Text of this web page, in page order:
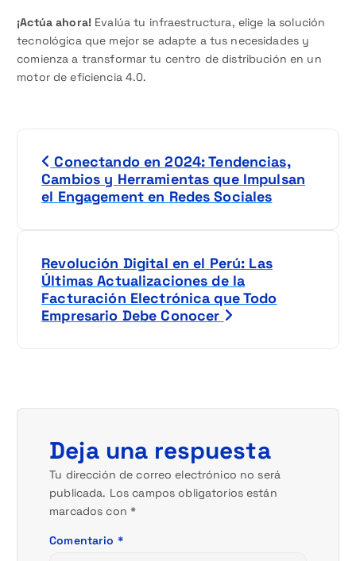
¡Actúa ahora!Evalúa tu infraestructura, elige la solución
tecnológica que mejor se adapte a tus necesidades y
comienza a transformar tu centro de distribución en un
motor de eficiencia 4.0.
Conectando en 2024: Tendencias,
Cambios y Herramientas que Impulsan
el Engagement en Redes Sociales
Revolución Digital en el Perú: Las
Últimas Actualizaciones de la
Facturación Electrónica que Todo
Empresario Debe Conocer
Deja una respuesta
Tu dirección de correo electrónico no será
publicada. Los campos obligatorios están
marcados con *
Comentario *